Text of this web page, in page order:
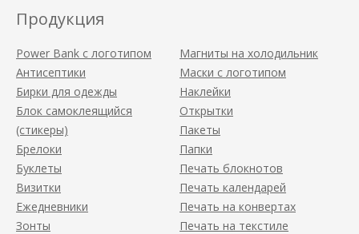
Продукция
Power Bank с логотипом
Антисептики
Бирки для одежды
Блок самоклеящийся
(стикеры)
Брелоки
Буклеты
Визитки
Ежедневники
Зонты
Магниты на холодильник
Маски с логотипом
Наклейки
Открытки
Пакеты
Папки
Печать блокнотов
Печать календарей
Печать на конвертах
Печать на текстиле